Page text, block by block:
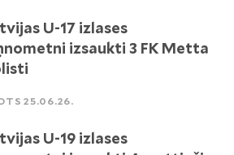
U-17 izlases
izsaukti 3 FK Metta
25.06.26.
U-19 izlases